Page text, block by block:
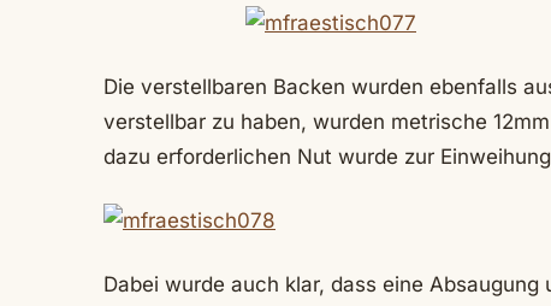
Die verstellbaren Backen wurden ebenfalls
verstellbar zu haben, wurden metrische
dazu erforderlichen Nut wurde zur
Dabei wurde auch klar, dass eine